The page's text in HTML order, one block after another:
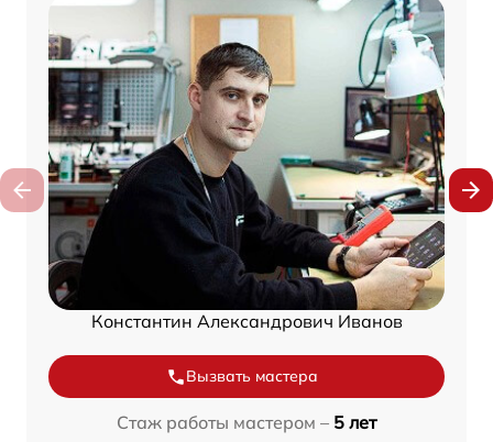
Константин Александрович Иванов
Вызвать мастера
Стаж работы мастером – 5 лет